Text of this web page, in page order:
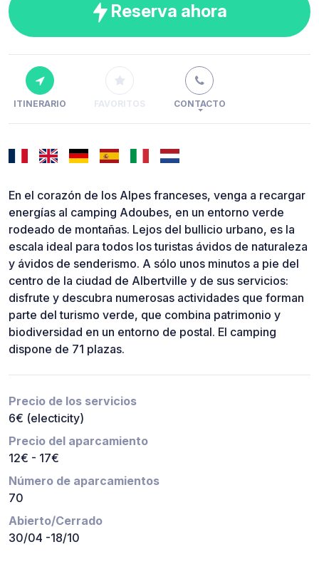
Reserva ahora
ITINERARIO FAVORITOS CONTACTO
En el corazón de los Alpes franceses, venga a recargar
energías al camping Adoubes, en un entorno verde
rodeado de montañas. Lejos del bullicio urbano, es la
escala ideal para todos los turistas ávidos de naturaleza
y ávidos de senderismo. A sólo unos minutos a pie del
centro de la ciudad de Albertville y de sus servicios:
disfrute y descubra numerosas actividades que forman
parte del turismo verde, que combina patrimonio y
biodiversidad en un entorno de postal. El camping
dispone de 71 plazas.
Precio de los servicios
6€ (electicity)
Precio del aparcamiento
12€ - 17€
Número de aparcamientos
70
Abierto/Cerrado
30/04 -18/10